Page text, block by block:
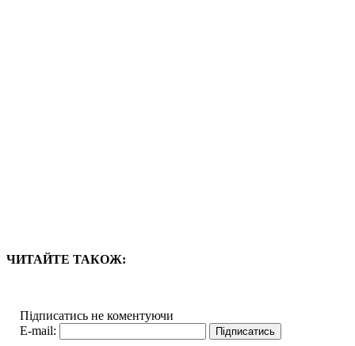
ЧИТАЙТЕ ТАКОЖ:
Підписатись не коментуючи
E-mail: